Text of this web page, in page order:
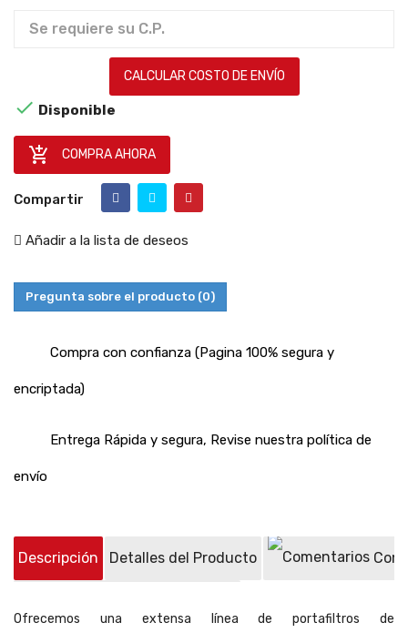
CALCULAR COSTO DE ENVÍO
 Disponible
 COMPRA AHORA
Compartir
Añadir a la lista de deseos
Pregunta sobre el producto (0)
Compra con confianza (Pagina 100% segura y
encriptada)
Entrega Rápida y segura, Revise nuestra política de
envío
Descripción Detalles del Producto
Ofrecemos una extensa línea de portafiltros de